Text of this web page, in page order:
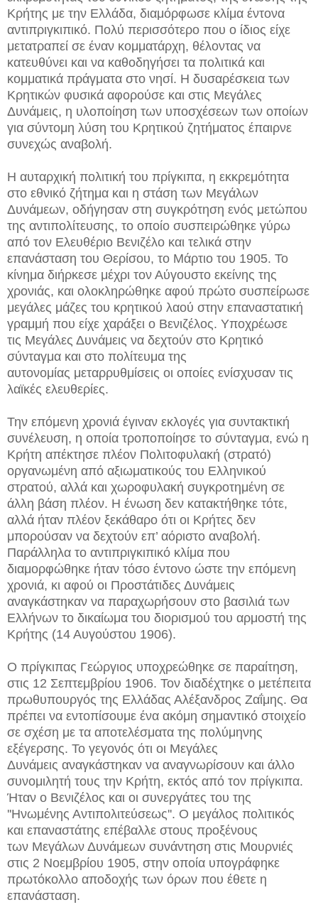
Κρήτης με την Ελλάδα, διαμόρφωσε κλίμα έντονα
αντιπριγκιπικό. Πολύ περισσότερο που ο ίδιος είχε
μετατραπεί σε έναν κομματάρχη, θέλοντας να
κατευθύνει και να καθοδηγήσει τα πολιτικά και
κομματικά πράγματα στο νησί. Η δυσαρέσκεια των
Κρητικών φυσικά αφορούσε και στις Μεγάλες
Δυνάμεις, η υλοποίηση των υποσχέσεων των οποίων
για σύντομη λύση του Κρητικού ζητήματος έπαιρνε
συνεχώς αναβολή.
Η αυταρχική πολιτική του πρίγκιπα, η εκκρεμότητα
στο εθνικό ζήτημα και η στάση των Μεγάλων
Δυνάμεων, οδήγησαν στη συγκρότηση ενός μετώπου
της αντιπολίτευσης, το οποίο συσπειρώθηκε γύρω
από τον Ελευθέριο Βενιζέλο και τελικά στην
επανάσταση του Θερίσου, το Μάρτιο του 1905. Το
κίνημα διήρκεσε μέχρι τον Αύγουστο εκείνης της
χρονιάς, και ολοκληρώθηκε αφού πρώτο συσπείρωσε
μεγάλες μάζες του κρητικού λαού στην επαναστατική
γραμμή που είχε χαράξει ο Βενιζέλος. Υποχρέωσε
τις Μεγάλες Δυνάμεις να δεχτούν στο Κρητικό
σύνταγμα και στο πολίτευμα της
αυτονομίας μεταρρυθμίσεις οι οποίες ενίσχυσαν τις
λαϊκές ελευθερίες.
Την επόμενη χρονιά έγιναν εκλογές για συντακτική
συνέλευση, η οποία τροποποίησε το σύνταγμα, ενώ η
Κρήτη απέκτησε πλέον Πολιτοφυλακή (στρατό)
οργανωμένη από αξιωματικούς του Ελληνικού
στρατού, αλλά και χωροφυλακή συγκροτημένη σε
άλλη βάση πλέον. Η ένωση δεν κατακτήθηκε τότε,
αλλά ήταν πλέον ξεκάθαρο ότι οι Κρήτες δεν
μπορούσαν να δεχτούν επ’ αόριστο αναβολή.
Παράλληλα το αντιπριγκιπικό κλίμα που
διαμορφώθηκε ήταν τόσο έντονο ώστε την επόμενη
χρονιά, κι αφού οι Προστάτιδες Δυνάμεις
αναγκάστηκαν να παραχωρήσουν στο βασιλιά των
Ελλήνων το δικαίωμα του διορισμού του αρμοστή της
Κρήτης (14 Αυγούστου 1906).
Ο πρίγκιπας Γεώργιος υποχρεώθηκε σε παραίτηση,
στις 12 Σεπτεμβρίου 1906. Τον διαδέχτηκε ο μετέπειτα
πρωθυπουργός της Ελλάδας Αλέξανδρος Ζαΐμης. Θα
πρέπει να εντοπίσουμε ένα ακόμη σημαντικό στοιχείο
σε σχέση με τα αποτελέσματα της πολύμηνης
εξέγερσης. Το γεγονός ότι οι Μεγάλες
Δυνάμεις αναγκάστηκαν να αναγνωρίσουν και άλλο
συνομιλητή τους την Κρήτη, εκτός από τον πρίγκιπα.
Ήταν ο Βενιζέλος και οι συνεργάτες του της
''Ηνωμένης Αντιπολιτεύσεως''. Ο μεγάλος πολιτικός
και επαναστάτης επέβαλλε στους προξένους
των Μεγάλων Δυνάμεων συνάντηση στις Μουρνιές
στις 2 Νοεμβρίου 1905, στην οποία υπογράφηκε
πρωτόκολλο αποδοχής των όρων που έθετε η
επανάσταση.